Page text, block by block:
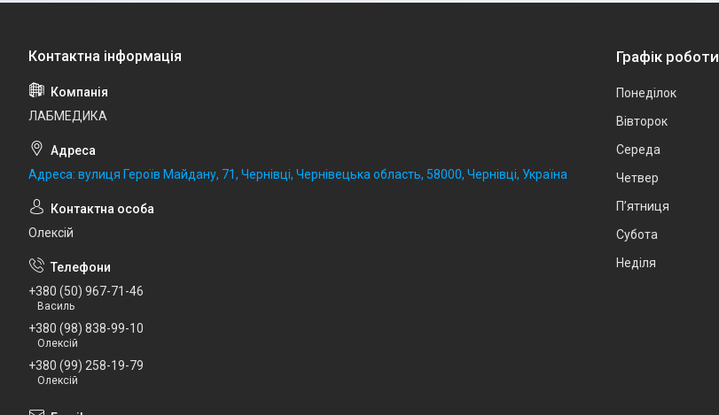
ЛАБМЕДИКА
Адреса: вулиця Героїв Майдану, 71, Чернівці, Чернівецька область, 58000, Чернівці, Україна
Олексій
+380 (50) 967-71-46
Василь
+380 (98) 838-99-10
Олексій
+380 (99) 258-19-79
Олексій
Графік роботи
Понеділок
Вівторок
Середа
Четвер
Пʼятниця
Субота
Неділя